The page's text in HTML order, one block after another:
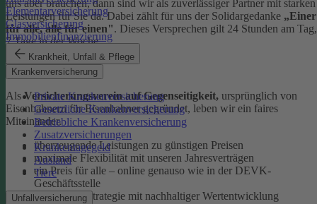
Elementarversicherung
Glasversicherung
Immobilienfinanzierung
Krankheit, Unfall & Pflege
Krankenversicherung
Private Krankenversicherung
Gesetzliche Krankenversicherung
Betriebliche Krankenversicherung
Zusatzversicherungen
Krankentagegeld
Ausland
Tiere
Unfallversicherung
uns aber brauchen, dann sind wir als zuverlässiger Partner mit starken
Leistungen für Sie da. Dabei zählt für uns der Solidargedanke „Einer
für alle, alle für einen". Dieses Versprechen gilt 24 Stunden am Tag,
7 Tage in der Woche.
Ehrlich
AlsVersicherungsverein auf Gegenseitigkeit, ursprünglich von
Eisenbahnern für Eisenbahner gegründet, leben wir ein faires
Miteinander.
überzeugende Leistungen zu günstigen Preisen
maximale Flexibilität mit unseren Jahresverträgen
ein Preis für alle – online genauso wie in der DEVK-
Geschäftsstelle
faire Anlagestrategie mit nachhaltiger Wertentwicklung